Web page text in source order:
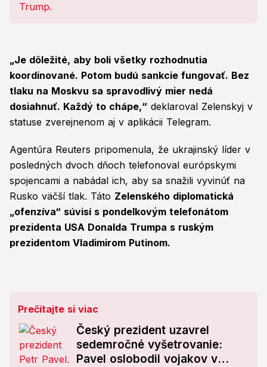
„Je dôležité, aby boli všetky rozhodnutia
koordinované. Potom budú sankcie fungovať. Bez
tlaku na Moskvu sa spravodlivý mier nedá
dosiahnuť. Každý to chápe,“ deklaroval Zelenskyj v
statuse zverejnenom aj v aplikácii Telegram.
Agentúra Reuters pripomenula, že ukrajinský líder v
posledných dvoch dňoch telefonoval európskymi
spojencami a nabádal ich, aby sa snažili vyvinúť na
Rusko väčší tlak. Táto Zelenského diplomatická
„ofenzíva“ súvisí s pondelkovým telefonátom
prezidenta USA Donalda Trumpa s ruským
prezidentom Vladimirom Putinom.
Prečítajte si viac
Český prezident uzavrel
sedemročné vyšetrovanie:
Pavel oslobodil vojakov v